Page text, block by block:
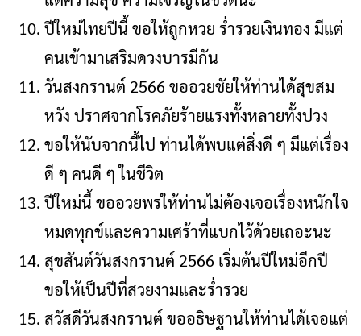
ปีใหม่ไทยปีนี้ ขอให้ถูกหวย ร่ำรวยเงินทอง มีแต่
คนเข้ามาเสริมดวงบารมีกัน
วันสงกรานต์ 2566 ขออวยชัยให้ท่านได้สุขสม
หวัง ปราศจากโรคภัยร้ายแรงทั้งหลายทั้งปวง
ขอให้นับจากนี้ไป ท่านได้พบแต่สิ่งดี ๆ มีแต่เรื่อง
ดี ๆ คนดี ๆ ในชีวิต
ปีใหม่นี้ ขออวยพรให้ท่านไม่ต้องเจอเรื่องหนักใจ
หมดทุกข์และความเศร้าที่แบกไว้ด้วยเถอะนะ
สุขสันต์วันสงกรานต์ 2566 เริ่มต้นปีใหม่อีกปี
ขอให้เป็นปีที่สวยงามและร่ำรวย
สวัสดีวันสงกรานต์ ขออธิษฐานให้ท่านได้เจอแต่